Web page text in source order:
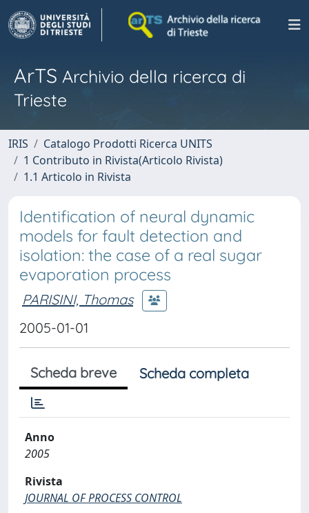
ArTS Archivio della ricerca di
Trieste
IRIS
Catalogo Prodotti Ricerca UNITS
1 Contributo in Rivista(Articolo Rivista)
1.1 Articolo in Rivista
Identification of neural dynamic
models for fault detection and
isolation: the case of a real sugar
evaporation process
PARISINI, Thomas
2005-01-01
Scheda breve Scheda completa
Anno
2005
Rivista
JOURNAL OF PROCESS CONTROL